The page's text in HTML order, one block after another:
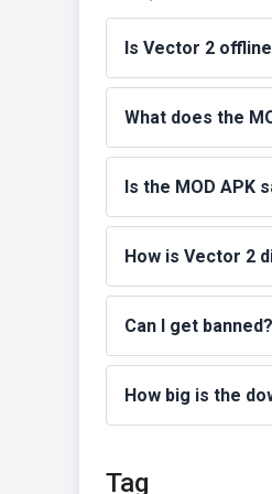
Is Vector 2
What does the
Is the MOD APK
How is Vector 2
Can I get banned?
How big is the
Tag